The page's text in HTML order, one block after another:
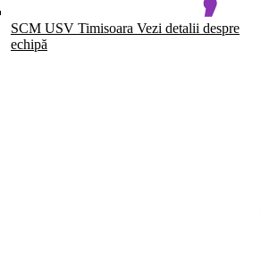
SCM USV Timisoara Vezi detalii despre
echipă